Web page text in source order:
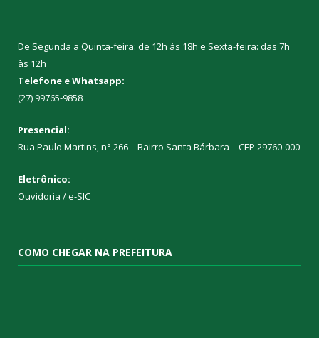
De Segunda a Quinta-feira: de 12h às 18h e Sexta-feira: das 7h
às 12h
Telefone e Whatsapp:
(27) 99765-9858
Presencial:
Rua Paulo Martins, n° 266 – Bairro Santa Bárbara – CEP 29760-000
Eletrônico:
Ouvidoria /e-SIC
COMO CHEGAR NA PREFEITURA